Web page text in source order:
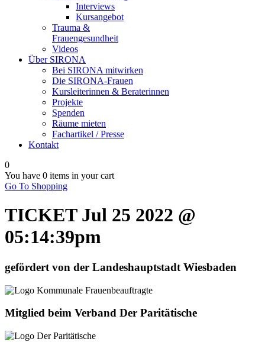
Interviews
Kursangebot
Trauma &
Frauengesundheit
Videos
Über SIRONA
Bei SIRONA mitwirken
Die SIRONA-Frauen
Kursleiterinnen & Beraterinnen
Projekte
Spenden
Räume mieten
Fachartikel / Presse
Kontakt
0
You have 0 items in your cart
Go To Shopping
TICKET Jul 25 2022 @
05:14:39pm
gefördert von der Landeshauptstadt Wiesbaden
Mitglied beim Verband Der Paritätische